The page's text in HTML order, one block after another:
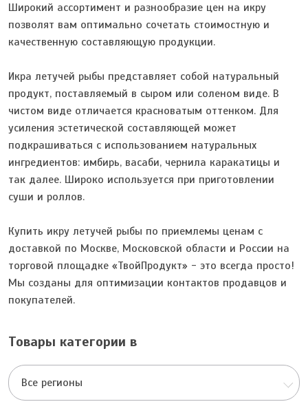
Широкий ассортимент и разнообразие цен на икру
позволят вам оптимально сочетать стоимостную и
качественную составляющую продукции.
Икра летучей рыбы представляет собой натуральный
продукт, поставляемый в сыром или соленом виде. В
чистом виде отличается красноватым оттенком. Для
усиления эстетической составляющей может
подкрашиваться с использованием натуральных
ингредиентов: имбирь, васаби, чернила каракатицы и
так далее. Широко используется при приготовлении
суши и роллов.
Купить икру летучей рыбы по приемлемы ценам с
доставкой по Москве, Московской области и России на
торговой площадке «ТвойПродукт» - это всегда просто!
Мы созданы для оптимизации контактов продавцов и
покупателей.
Товары категории в
Все регионы